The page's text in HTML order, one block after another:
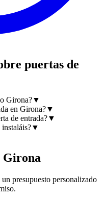
puertas de
Girona?▼
en Girona?▼
de entrada?▼
instaláis?▼
Girona
presupuesto personalizado